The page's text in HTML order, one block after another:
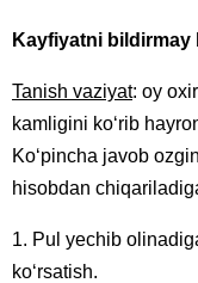
Kayfiyatni
Tanish vaziyat: oy
kamligini ko‘rib
Ko‘pincha javob
hisobdan
1. Pul yechib
ko‘rsatish.